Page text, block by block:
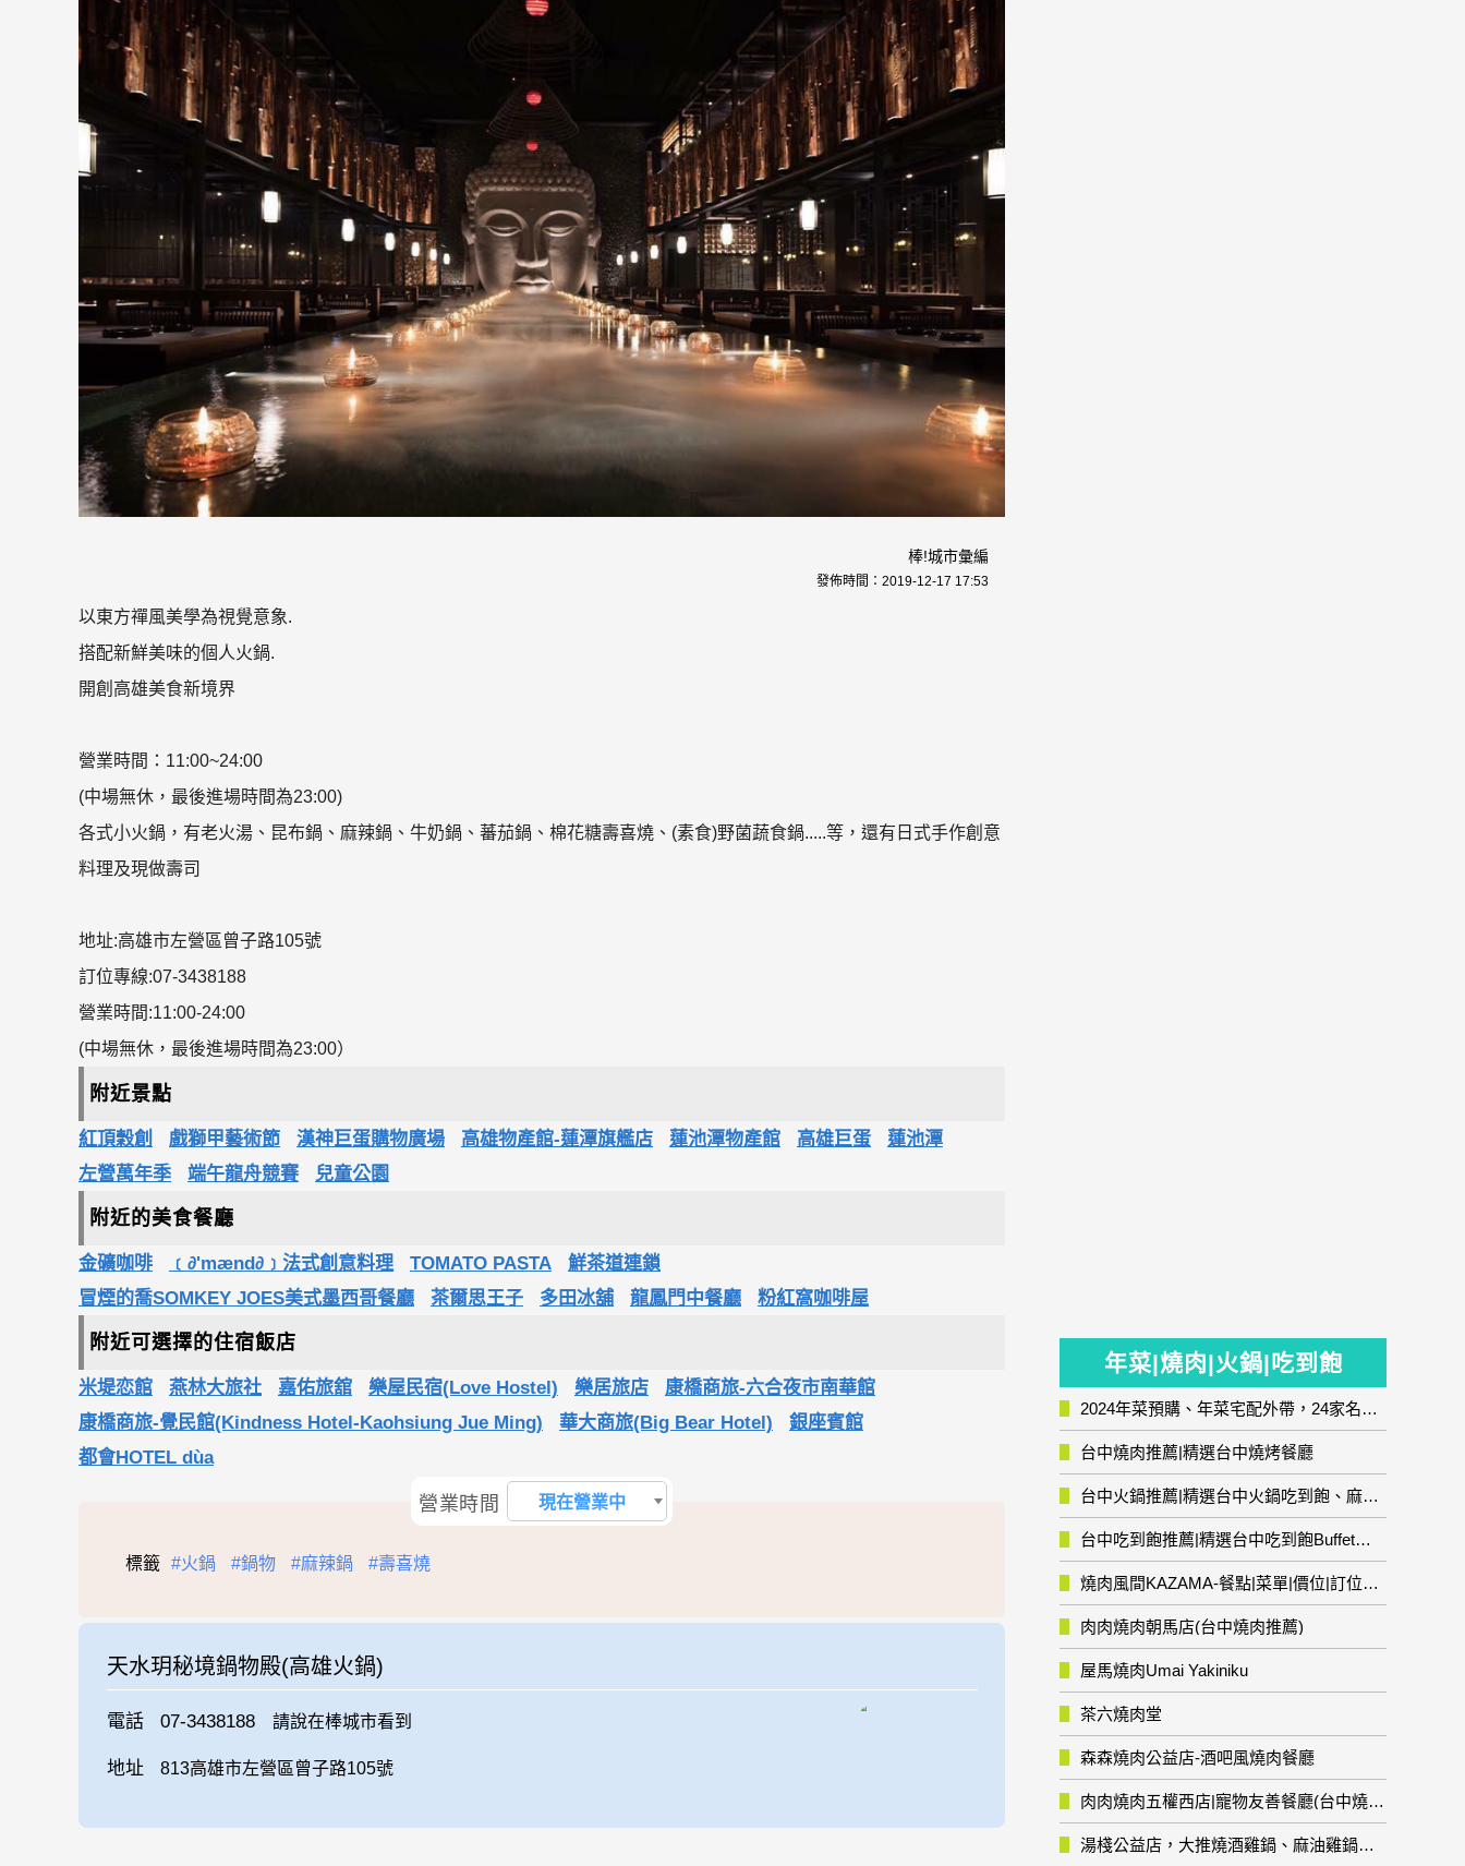
棒!城市彙編
發佈時間： 2019-12-17 17:53
以東方禪風美學為視覺意象.
搭配新鮮美味的個人火鍋.
開創高雄美食新境界
營業時間：11:00~24:00
(中場無休，最後進場時間為23:00)
各式小火鍋，有老火湯、昆布鍋、麻辣鍋、牛奶鍋、蕃茄鍋、棉花糖壽喜燒、(素食)野菌蔬食鍋.....等，還有日式手作創意
料理及現做壽司
地址:高雄市左營區曾子路105號
訂位專線:07-3438188
營業時間:11:00-24:00
(中場無休，最後進場時間為23:00）
附近景點
紅頂穀創 戲獅甲藝術節 漢神巨蛋購物廣場 高雄物產館-蓮潭旗艦店 蓮池潭物產館 高雄巨蛋
蓮池潭
左營萬年季
端午龍舟競賽 兒童公園
附近的美食餐廳
金礦咖啡 ﹝∂'mænd∂﹞法式創意料理 TOMATO PASTA
鮮茶道連鎖
冒煙的喬SOMKEY JOES美式墨西哥餐廳
茶爾思王子 多田冰舖 龍鳳門中餐廳 粉紅窩咖啡屋
附近可選擇的住宿飯店
米堤恋館 燕林大旅社 嘉佑旅舘 樂屋民宿(Love Hostel) 樂居旅店
康橋商旅-六合夜市南華館
康橋商旅-覺民館(Kindness Hotel-Kaohsiung Jue Ming)
華大商旅(Big Bear Hotel)
銀座賓館
都會HOTEL dùa
營業時間 現在營業中
標籤 #火鍋 #鍋物 #麻辣鍋 #壽喜燒
天水玥秘境鍋物殿(高雄火鍋)
電話 07-3438188 請說在棒城市看到
地址 813高雄市左營區曾子路105號
年菜|燒肉|火鍋|吃到飽
2024年菜預購、年菜宅配外帶，24家名店年菜推薦整理，圍爐輕鬆上菜團圓趣
台中燒肉推薦|精選台中燒烤餐廳
台中火鍋推薦|精選台中火鍋吃到飽、麻辣鍋、鴛鴦鍋、石頭火鍋、酸菜白肉鍋、海鮮鍋、燒酒雞、麻油雞、壽喜燒等熱門人氣火鍋店!
台中吃到飽推薦|精選台中吃到飽Buffet自助餐廳
燒肉風間KAZAMA-餐點|菜單|價位|訂位資訊
肉肉燒肉朝馬店(台中燒肉推薦)
屋馬燒肉Umai Yakiniku
茶六燒肉堂
森森燒肉公益店-酒吧風燒肉餐廳
肉肉燒肉五權西店|寵物友善餐廳(台中燒肉推薦)
湯棧公益店，大推燒酒雞鍋、麻油雞鍋暖暖有夠補